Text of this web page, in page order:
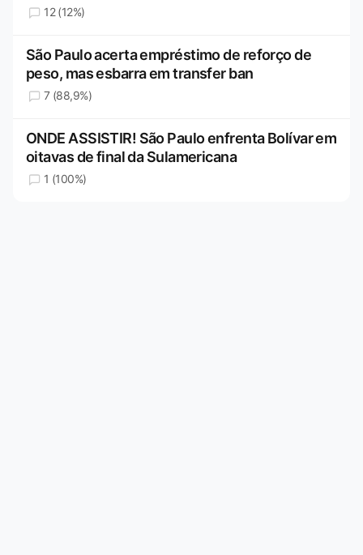
12 (12%)
São Paulo acerta empréstimo de reforço de
peso, mas esbarra em transfer ban
7 (88,9%)
ONDE ASSISTIR! São Paulo enfrenta Bolívar em
oitavas de final da Sulamericana
1 (100%)